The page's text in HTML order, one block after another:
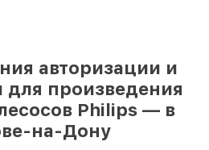
авторизации и
для произведения
Philips — в
на-Дону